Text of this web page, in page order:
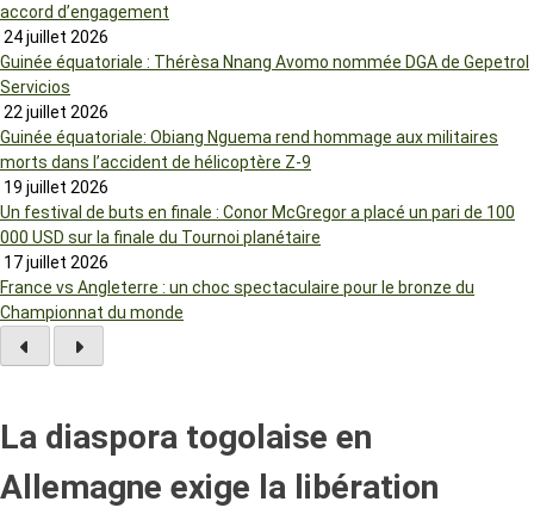
accord d’engagement
24 juillet 2026
Guinée équatoriale : Thérèsa Nnang Avomo nommée DGA de Gepetrol
Servicios
22 juillet 2026
Guinée équatoriale: Obiang Nguema rend hommage aux militaires
morts dans l’accident de hélicoptère Z-9
19 juillet 2026
Un festival de buts en finale : Conor McGregor a placé un pari de 100
000 USD sur la finale du Tournoi planétaire
17 juillet 2026
France vs Angleterre : un choc spectaculaire pour le bronze du
Championnat du monde
La diaspora togolaise en
Allemagne exige la libération